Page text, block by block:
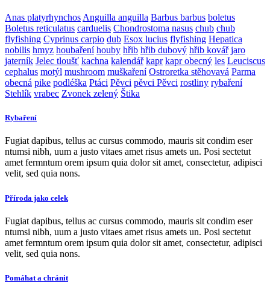
Anas platyrhynchos Anguilla anguilla Barbus barbus boletus
Boletus reticulatus carduelis Chondrostoma nasus chub chub
flyfishing Cyprinus carpio dub Esox lucius flyfishing Hepatica
nobilis hmyz houbaření houby hřib hřib dubový hřib kovář jaro
jaterník Jelec tloušť kachna kalendář kapr kapr obecný les Leuciscus
cephalus motýl mushroom muškaření Ostroretka stěhovavá Parma
obecná pike podléška Ptáci Pěvci pěvci Pěvci rostliny rybaření
Stehlík vrabec Zvonek zelený Štika
Rybaření
Fugiat dapibus, tellus ac cursus commodo, mauris sit condim eser
ntumsi nibh, uum a justo vitaes amet risus amets un. Posi sectetut
amet fermntum orem ipsum quia dolor sit amet, consectetur, adipisci
velit, sed quia nons.
Příroda jako celek
Fugiat dapibus, tellus ac cursus commodo, mauris sit condim eser
ntumsi nibh, uum a justo vitaes amet risus amets un. Posi sectetut
amet fermntum orem ipsum quia dolor sit amet, consectetur, adipisci
velit, sed quia nons.
Pomáhat a chránit